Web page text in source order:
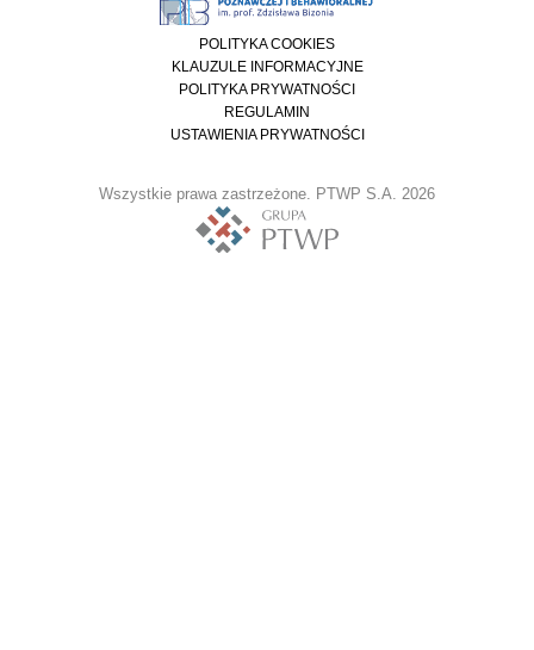
POLITYKA COOKIES
KLAUZULE INFORMACYJNE
POLITYKA PRYWATNOŚCI
REGULAMIN
USTAWIENIA PRYWATNOŚCI
Wszystkie prawa zastrzeżone. PTWP S.A. 2026